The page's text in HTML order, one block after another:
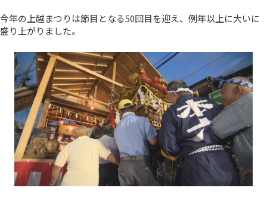
今年の上越まつりは節目となる50回目を迎え、例年以上に大いに
盛り上がりました。